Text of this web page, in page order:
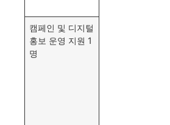
캠페인 및 디지털
홍보 운영 지원 1
명